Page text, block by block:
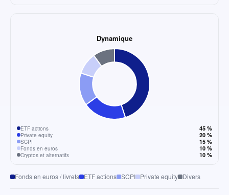
Dynamique
ETF actions 45 %
Private equity 20 %
SCPI 15 %
Fonds en euros 10 %
Cryptos et alternatifs 10 %
Fonds en euros / livrets ETF actions SCPI Private equity Divers